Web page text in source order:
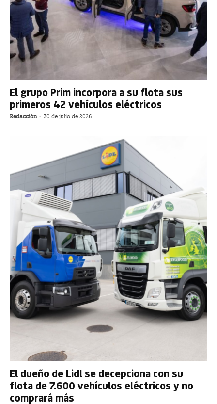
El grupo Prim incorpora a su flota sus
primeros 42 vehículos eléctricos
Redacción - 30 de julio de 2026
El dueño de Lidl se decepciona con su
flota de 7.600 vehículos eléctricos y no
comprará más